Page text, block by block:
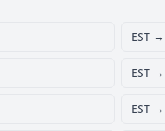
EST
EST
EST →